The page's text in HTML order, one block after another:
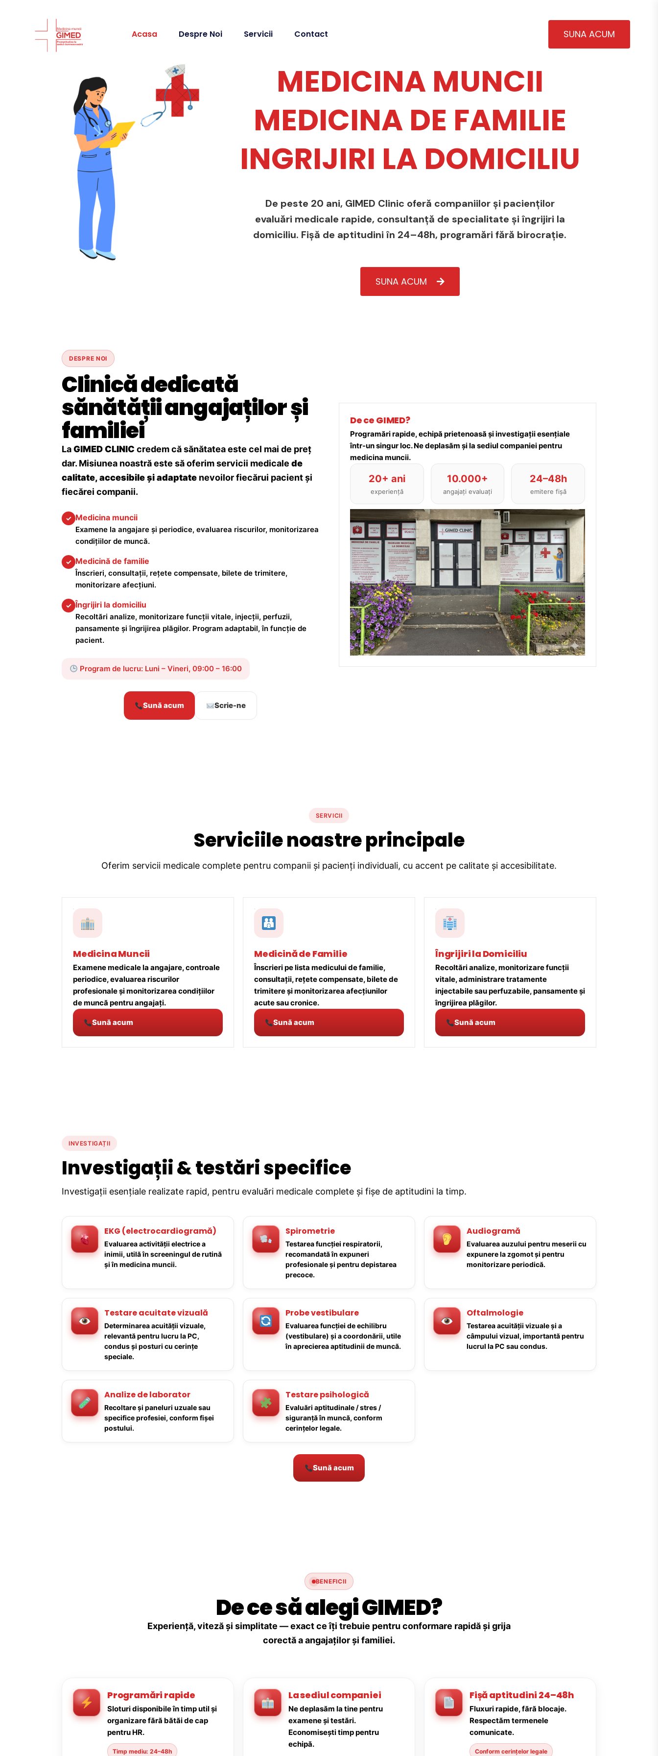
Acasa Despre Noi Servicii Contact SUNA ACUM
MEDICINA MUNCII
MEDICINA DE FAMILIE
INGRIJIRI LA DOMICILIU
De peste 20 ani, GIMED Clinic oferă companiilor și pacienților
evaluări medicale rapide, consultanță de specialitate și îngrijiri la
domiciliu. Fișă de aptitudini în 24–48h, programări fără birocrație.
SUNA ACUM
DESPRE NOI
Clinică dedicată
sănătății angajaților și
familiei
LaGIMED CLINIC credem că sănătatea este cel mai de preț
dar. Misiunea noastră este să oferim servicii medicale de
calitate, accesibile și adaptate nevoilor fiecărui pacient și
fiecărei companii.
✓ Medicina muncii
Examene la angajare și periodice, evaluarea riscurilor, monitorizarea
condițiilor de muncă.
✓ Medicină de familie
Înscrieri, consultații, rețete compensate, bilete de trimitere,
monitorizare afecțiuni.
✓ Îngrijiri la domiciliu
Recoltări analize, monitorizare funcții vitale, injecții, perfuzii,
pansamente și îngrijirea plăgilor. Program adaptabil, în funcție de
pacient.
Program de lucru: Luni – Vineri, 09:00 – 16:00
Sună acum Scrie-ne
De ce GIMED?
Programări rapide, echipă prietenoasă și investigații esențiale
într-un singur loc. Ne deplasăm și la sediul companiei pentru
medicina muncii.
20+ ani
experiență
10.000+
angajați evaluați
24–48h
emitere fișă
SERVICII
Serviciile noastre principale
Oferim servicii medicale complete pentru companii și pacienți individuali, cu accent pe calitate și accesibilitate.
Medicina Muncii
Examene medicale la angajare, controale
periodice, evaluarea riscurilor
profesionale și monitorizarea condițiilor
de muncă pentru angajați.
Sună acum
Medicină de Familie
Înscrieri pe lista medicului de familie,
consultații, rețete compensate, bilete de
trimitere și monitorizarea afecțiunilor
acute sau cronice.
Sună acum
Îngrijiri la Domiciliu
Recoltări analize, monitorizare funcții
vitale, administrare tratamente
injectabile sau perfuzabile, pansamente și
îngrijirea plăgilor.
Sună acum
INVESTIGAȚII
Investigații & testări specifice
Investigații esențiale realizate rapid, pentru evaluări medicale complete și fișe de aptitudini la timp.
EKG (electrocardiogramă)
Evaluarea activității electrice a
inimii, utilă în screeningul de rutină
și în medicina muncii.
Spirometrie
Testarea funcției respiratorii,
recomandată în expuneri
profesionale și pentru depistarea
precoce.
Audiogramă
Evaluarea auzului pentru meserii cu
expunere la zgomot și pentru
monitorizare periodică.
Testare acuitate vizuală
Determinarea acuității vizuale,
relevantă pentru lucru la PC,
condus și posturi cu cerințe
speciale.
Probe vestibulare
Evaluarea funcției de echilibru
(vestibulare) și a coordonării, utile
în aprecierea aptitudinii de muncă.
Oftalmologie
Testarea acuității vizuale și a
câmpului vizual, importantă pentru
lucrul la PC sau condus.
Analize de laborator
Recoltare și paneluri uzuale sau
specifice profesiei, conform fișei
postului.
Testare psihologică
Evaluări aptitudinale / stres /
siguranță în muncă, conform
cerințelor legale.
Sună acum
BENEFICII
De ce să alegi GIMED?
Experiență, viteză și simplitate — exact ce îți trebuie pentru conformare rapidă și grija
corectă a angajaților și familiei.
Programări rapide
Sloturi disponibile în timp util și
organizare fără bătăi de cap
pentru HR.
Timp mediu: 24–48h
La sediul companiei
Ne deplasăm la tine pentru
examene și testări.
Economisești timp pentru
echipă.
Fișă aptitudini 24–48h
Fluxuri rapide, fără blocaje.
Respectăm termenele
comunicate.
Conform cerințelor legale